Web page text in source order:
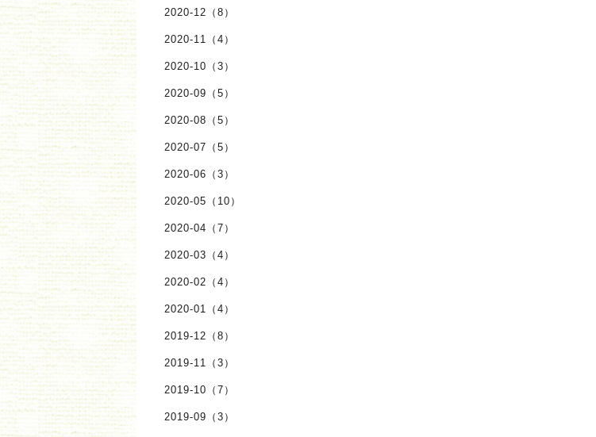
2020-12（8）
2020-11（4）
2020-10（3）
2020-09（5）
2020-08（5）
2020-07（5）
2020-06（3）
2020-05（10）
2020-04（7）
2020-03（4）
2020-02（4）
2020-01（4）
2019-12（8）
2019-11（3）
2019-10（7）
2019-09（3）